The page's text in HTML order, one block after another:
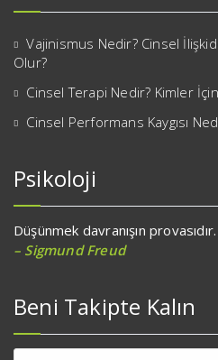
Vajinismus Nedir? Cinsel
Olur?
Cinsel Terapi Nedir? Kimler
Cinsel Performans Kaygısı
Psikoloji
Düşünmek davranışın provasıdır.
– Sigmund Freud
Beni Takipte Kalın